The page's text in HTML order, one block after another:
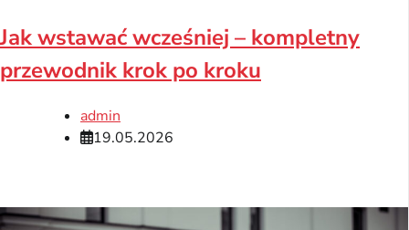
Jak wstawać wcześniej – kompletny
przewodnik krok po kroku
admin
19.05.2026